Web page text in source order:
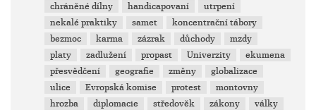
chráněné dílny
handicapovaní
utrpení
nekalé praktiky
samet
koncentrační tábory
bezmoc
karma zázrak důchody
mzdy
platy
zadlužení propast Univerzity
ekumena
přesvědčení
geografie změny
globalizace
ulice
Evropská komise protest
montovny
hrozba
diplomacie středověk zákony
války